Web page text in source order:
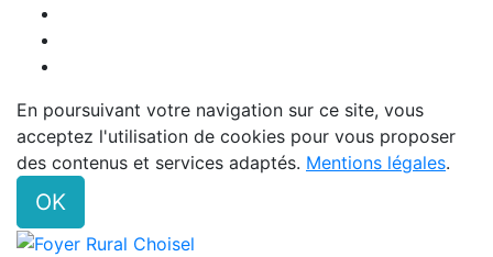
En poursuivant votre navigation sur ce site, vous
acceptez l'utilisation de cookies pour vous proposer
des contenus et services adaptés. Mentions légales.
OK